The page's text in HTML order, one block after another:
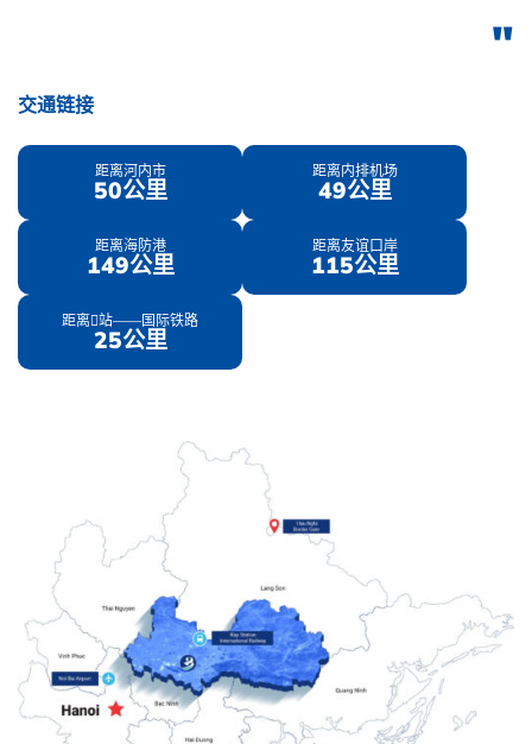
交通链接
50公里
距离河内市
49公里
距离内排机场
149公里
距离海防港
115公里
距离友谊口岸
25公里
距离𠄳站——国际铁路